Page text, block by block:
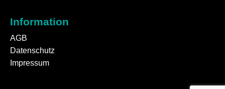
Information
AGB
Datenschutz
Impressum